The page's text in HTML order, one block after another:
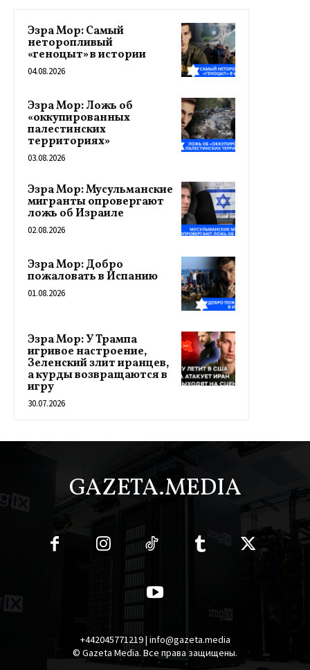
Эзра Мор: Самый
неторопливый
«геноцыт» в истории
04.08.2026
Эзра Мор: Ложь об
«оккупированных
палестинских
территориях»
03.08.2026
Эзра Мор: Мусульманские
мигранты опровергают
ложь об Израиле
02.08.2026
Эзра Мор: Добро
пожаловать в Испанию
01.08.2026
Эзра Мор: У Трампа
игривое настроение,
Зеленский злит иранцев,
а курды возвращаются в
игру
30.07.2026
GAZETA.MEDIA
+442045771219 | info@gazeta.media
© Gazeta Media. Все права защищены.